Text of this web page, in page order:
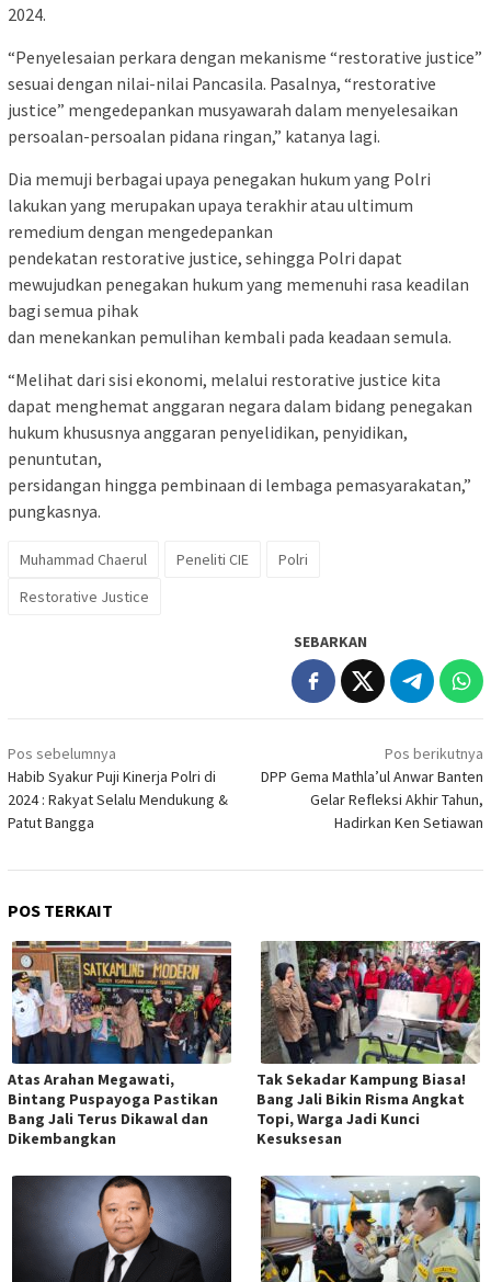
2024.
“Penyelesaian perkara dengan mekanisme “restorative justice”
sesuai dengan nilai-nilai Pancasila. Pasalnya, “restorative
justice” mengedepankan musyawarah dalam menyelesaikan
persoalan-persoalan pidana ringan,” katanya lagi.
Dia memuji berbagai upaya penegakan hukum yang Polri
lakukan yang merupakan upaya terakhir atau ultimum
remedium dengan mengedepankan
pendekatan restorative justice, sehingga Polri dapat
mewujudkan penegakan hukum yang memenuhi rasa keadilan
bagi semua pihak
dan menekankan pemulihan kembali pada keadaan semula.
“Melihat dari sisi ekonomi, melalui restorative justice kita
dapat menghemat anggaran negara dalam bidang penegakan
hukum khususnya anggaran penyelidikan, penyidikan,
penuntutan,
persidangan hingga pembinaan di lembaga pemasyarakatan,”
pungkasnya.
Muhammad Chaerul Peneliti CIE
Polri
Restorative Justice
SEBARKAN
Navigasi
pos
Pos sebelumnya
Habib Syakur Puji Kinerja Polri di
2024 : Rakyat Selalu Mendukung &
Patut Bangga
Pos berikutnya
DPP Gema Mathla’ul Anwar Banten
Gelar Refleksi Akhir Tahun,
Hadirkan Ken Setiawan
POS TERKAIT
Atas Arahan Megawati,
Bintang Puspayoga Pastikan
Bang Jali Terus Dikawal dan
Dikembangkan
Tak Sekadar Kampung Biasa!
Bang Jali Bikin Risma Angkat
Topi, Warga Jadi Kunci
Kesuksesan